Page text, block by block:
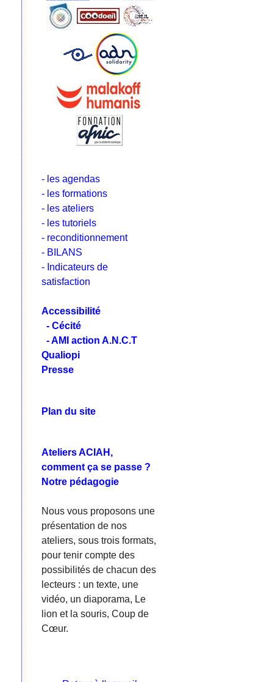
- les agendas
- les formations
- les ateliers
- les tutoriels
- reconditionnement
- BILANS
- Indicateurs de
satisfaction
Accessibilité
- Cécité
- AMI action A.N.C.T
Qualiopi
Presse
Plan du site
Ateliers ACIAH,
comment ça se passe ?
Notre pédagogie
Nous vous proposons une
présentation de nos
ateliers, sous trois formats,
pour tenir compte des
possibilités de chacun des
lecteurs : un texte, une
vidéo, un diaporama, Le
lion et la souris, Coup de
Cœur.